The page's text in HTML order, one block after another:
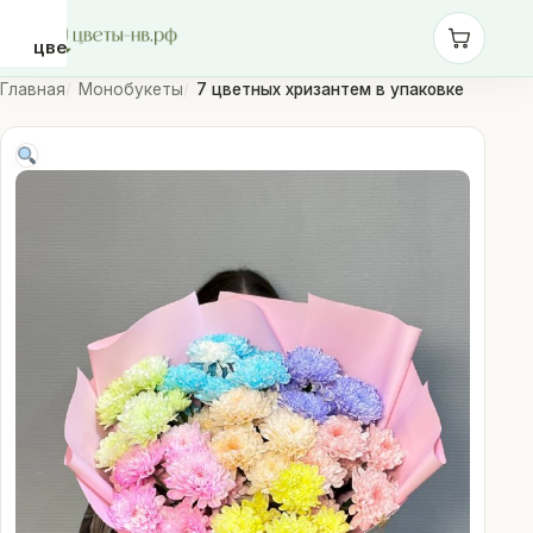
цветы-
нв.рф
Розы
букеты
Шары
Доставка
Главная Монобукеты 7 цветных хризантем в упаковке